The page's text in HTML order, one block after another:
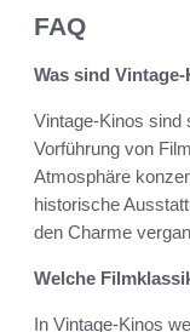
FAQ
Was sind
Vintage-Kinos sind
Vorführung von
Atmosphäre
historische
den Charme
Welche
In Vintage-Kinos